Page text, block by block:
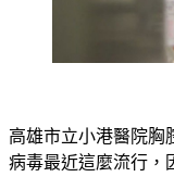
高雄市立小港醫院胸
病毒最近這麼流行，